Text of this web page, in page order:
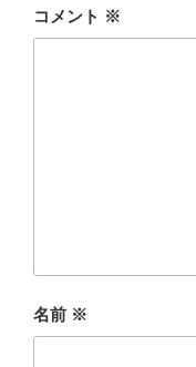
コメント ※
名前 ※